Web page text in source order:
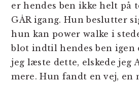
er hendes ben ikke helt på
GÅR igang. Hun beslutter
hun kan power walke i
blot indtil hendes ben igen
jeg læste dette, elskede jeg
mere. Hun fandt en vej, en